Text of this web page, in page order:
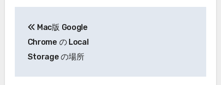
稿
ナ
ビ
Mac版 Google
Chrome の Local
Storage の場所